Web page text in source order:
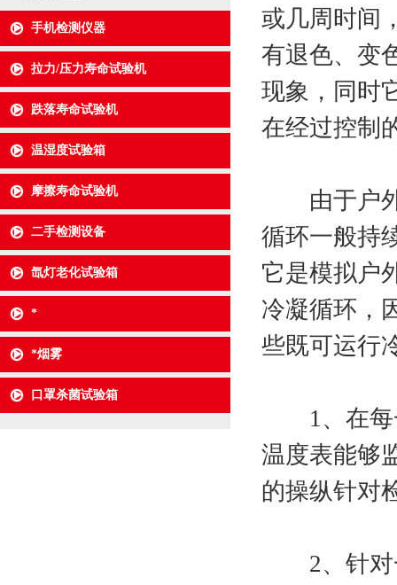
手机检测仪器
拉力/压力寿命试验机
跌落寿命试验机
温湿度试验箱
摩擦寿命试验机
二手检测设备
氙灯老化试验箱
*
*烟雾
口罩杀菌试验箱
或几周时间
有退色、变
现象，同时
在经过控制
由于户外
循环一般持
它是模拟户
冷凝循环，
些既可运行
1、在每一
温度表能够
的操纵针对
2、针对一